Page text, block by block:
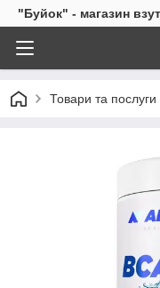
"Буйок" - магазин
Товари та послуги